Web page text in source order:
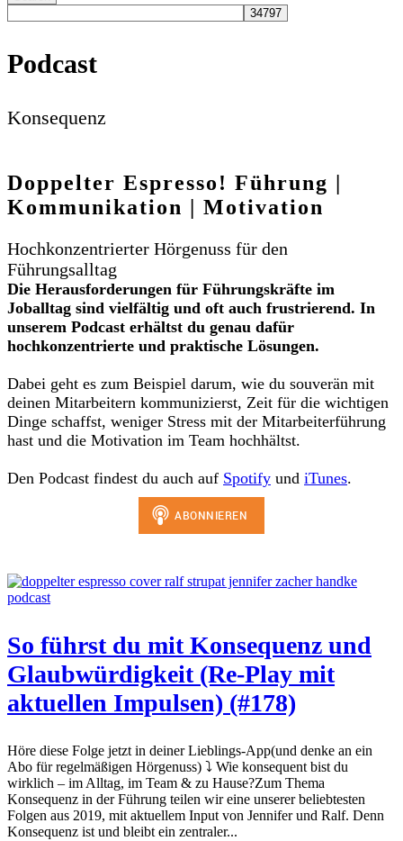
Podcast
Konsequenz
Doppelter Espresso! Führung |
Kommunikation | Motivation
Hochkonzentrierter Hörgenuss für den
Führungsalltag
Die Herausforderungen für Führungskräfte im
Joballtag sind vielfältig und oft auch frustrierend. In
unserem Podcast erhältst du genau dafür
hochkonzentrierte und praktische Lösungen.
Dabei geht es zum Beispiel darum, wie du souverän mit
deinen Mitarbeitern kommunizierst, Zeit für die wichtigen
Dinge schaffst, weniger Stress mit der Mitarbeiterführung
hast und die Motivation im Team hochhältst.
Den Podcast findest du auch auf Spotify und iTunes.
So führst du mit Konsequenz und
Glaubwürdigkeit (Re-Play mit
aktuellen Impulsen) (#178)
Höre diese Folge jetzt in deiner Lieblings-App(und denke an ein
Abo für regelmäßigen Hörgenuss) ⤵️ Wie konsequent bist du
wirklich – im Alltag, im Team & zu Hause?Zum Thema
Konsequenz in der Führung teilen wir eine unserer beliebtesten
Folgen aus 2019, mit aktuellem Input von Jennifer und Ralf. Denn
Konsequenz ist und bleibt ein zentraler...